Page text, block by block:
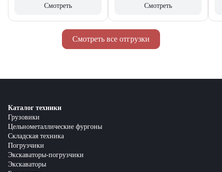
Смотреть все отгрузки
Смотреть Смотреть
Каталог техники
Грузовики
Цельнометаллические фургоны
Складская техника
Погрузчики
Экскаваторы-погрузчики
Экскаваторы